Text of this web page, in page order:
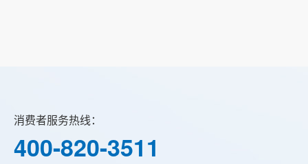
消费者服务热线：
400-820-3511